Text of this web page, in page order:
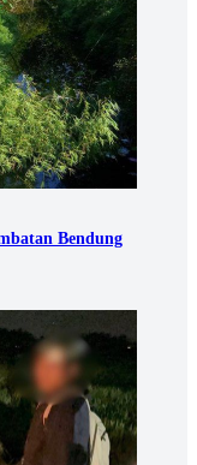
Bendung